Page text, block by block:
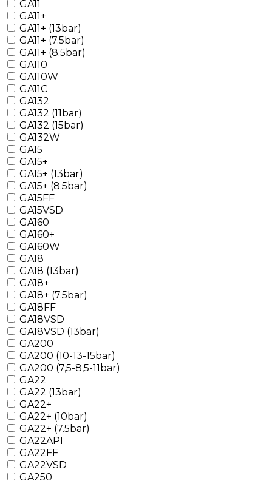
GA11
GA11+
GA11+ (13bar)
GA11+ (7.5bar)
GA11+ (8.5bar)
GA110
GA110W
GA11C
GA132
GA132 (11bar)
GA132 (15bar)
GA132W
GA15
GA15+
GA15+ (13bar)
GA15+ (8.5bar)
GA15FF
GA15VSD
GA160
GA160+
GA160W
GA18
GA18 (13bar)
GA18+
GA18+ (7.5bar)
GA18FF
GA18VSD
GA18VSD (13bar)
GA200
GA200 (10-13-15bar)
GA200 (7,5-8,5-11bar)
GA22
GA22 (13bar)
GA22+
GA22+ (10bar)
GA22+ (7.5bar)
GA22API
GA22FF
GA22VSD
GA250